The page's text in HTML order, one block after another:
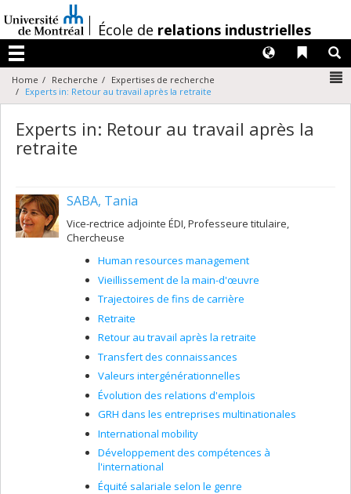
au
contenu
/École de relations industrielles
Menu
Liens
Langues
Home Recherche
Expertises de recherche
Experts in: Retour au travail après la retraite
Experts in: Retour au travail après la
retraite
SABA, Tania
Vice-rectrice adjointe ÉDI, Professeure titulaire,
Chercheuse
Human resources management
Vieillissement de la main-d'œuvre
Trajectoires de fins de carrière
Retraite
Retour au travail après la retraite
Transfert des connaissances
Valeurs intergénérationnelles
Évolution des relations d'emplois
GRH dans les entreprises multinationales
International mobility
Développement des compétences à
l'international
Équité salariale selon le genre